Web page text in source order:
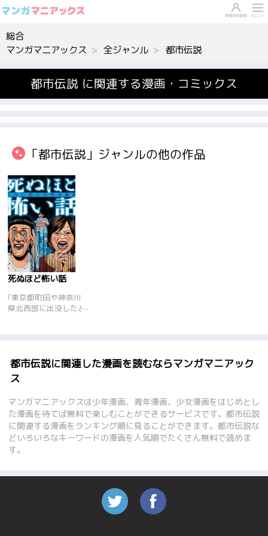
総合
マンガマニアックス
全ジャンル 都市伝説
都市伝説 に関連する漫画・コミックス
「都市伝説」ジャンルの他の作品
死ぬほど怖い話
｢東京都町田や神奈川
県北西部に出没したと
ミクシィ会員を慄然と
させたネットの怪
人、“ヨシムジさん”、
の追跡ツール!アイフ
ォンストーカー
――etc.人間の狂気か
ら心霊話まで、夏にピ
ッタリなゾッとする怖
都市伝説に関連した漫画を読むならマンガマニアック
ス
マンガマニアックスは少年漫画、青年漫画、少女漫画をはじめとし
た漫画を待てば無料で楽しむことができるサービスです。都市伝説
に関連する漫画をランキング順に見ることができます。都市伝説な
どいろいろなキーワードの漫画を人気順でたくさん無料で読めま
す。